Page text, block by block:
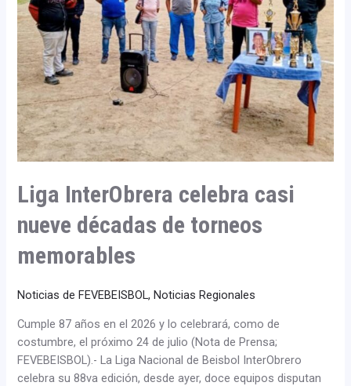
Liga InterObrera celebra casi
nueve décadas de torneos
memorables
Noticias de FEVEBEISBOL,Noticias Regionales
Cumple 87 años en el 2026 y lo celebrará, como de
costumbre, el próximo 24 de julio (Nota de Prensa;
FEVEBEISBOL).- La Liga Nacional de Beisbol InterObrero
celebra su 88va edición, desde ayer, doce equipos disputan
nueve
décadas
de
torneos
memorables